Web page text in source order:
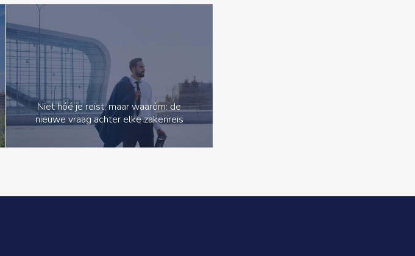
Niet hóé je reist, maar waaróm: de
nieuwe vraag achter elke zakenreis